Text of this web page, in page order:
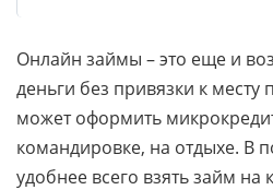
Онлайн займы – это еще и
деньги без привязки к месту
может оформить
командировке, на отдыхе. В
удобнее всего взять займ на